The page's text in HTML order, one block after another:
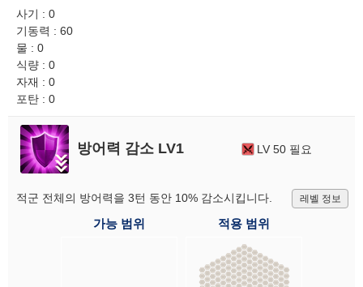
사기 : 0
기동력 : 60
물 : 0
식량 : 0
자재 : 0
포탄 : 0
방어력 감소 LV1 LV 50 필요
적군 전체의 방어력을 3턴 동안 10% 감소시킵니다. 레벨 정보
가능 범위 적용 범위